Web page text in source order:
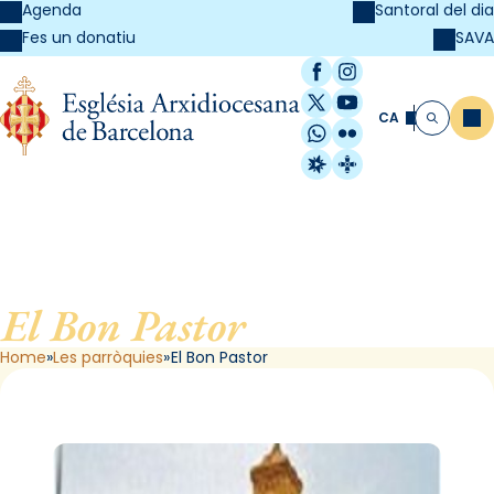
Agenda
Fes un donatiu
Santoral del dia
SAVA
Facebook
Instagram
X / Twitter
YouTube
WhatsApp
Flickr
Radio Estel
Catalunya
CA Cerca
El Bon Pastor, de Barcelona
Home Les parròquies El Bon Pastor